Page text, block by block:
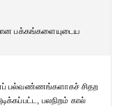
பக்கங்களையுடைய
பல்வண்ணங்களாகச் சிதற
பலநிறம் கால்